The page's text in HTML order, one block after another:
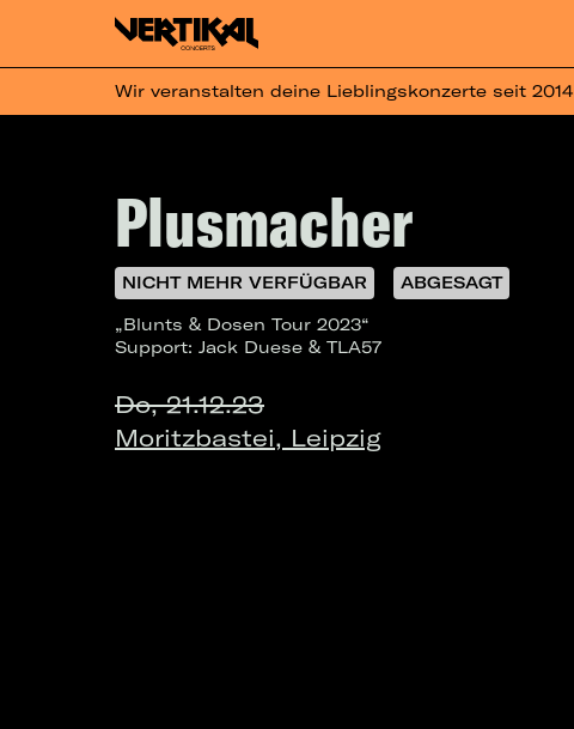
Wir veranstalten deine Lieblingskonzerte seit 2014
Plusmacher
NICHT MEHR VERFÜGBAR
ABGESAGT
„Blunts & Dosen Tour 2023“
Support: Jack Duese & TLA57
Do, 21.12.23
Moritzbastei, Leipzig